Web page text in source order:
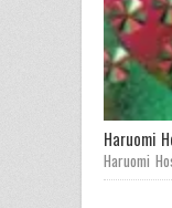
Haruomi
Haruomi